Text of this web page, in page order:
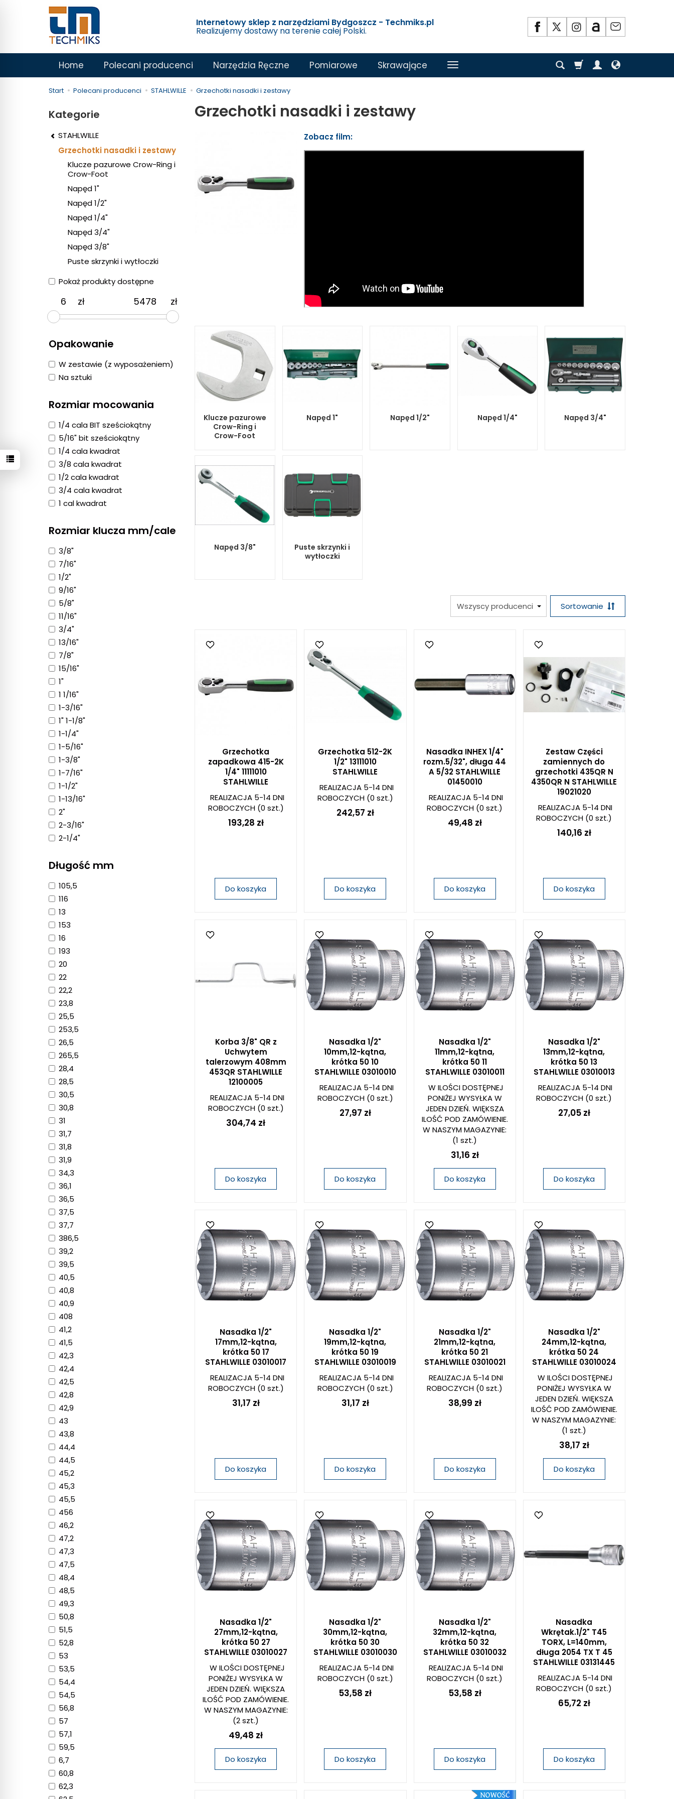
Internetowy sklep z narzędziami Bydgoszcz - Techmiks.pl
Realizujemy dostawy na terenie całej Polski.
Home Polecani producenci Narzędzia Ręczne Pomiarowe Skrawające
Start Polecani producenci STAHLWILLE Grzechotki nasadki i zestawy
Grzechotki nasadki i zestawy
Zobacz film:
Klucze pazurowe
Crow-Ring i
Crow-Foot
Napęd 1" Napęd 1/2" Napęd 1/4" Napęd 3/4"
Napęd 3/8"
Puste skrzynki i
wytłoczki
Sortowanie
Grzechotka
zapadkowa 415-2K
1/4" 11111010
STAHLWILLE
REALIZACJA 5-14 DNI
ROBOCZYCH(0 szt.)
193,28 zł
Do koszyka
Grzechotka 512-2K
1/2" 13111010
STAHLWILLE
REALIZACJA 5-14 DNI
ROBOCZYCH(0 szt.)
242,57 zł
Do koszyka
Nasadka INHEX 1/4"
rozm.5/32", długa 44
A 5/32 STAHLWILLE
01450010
REALIZACJA 5-14 DNI
ROBOCZYCH (0 szt.)
49,48 zł
Do koszyka
Zestaw Części
zamiennych do
grzechotki 435QR N
4350QR N STAHLWILLE
19021020
REALIZACJA 5-14 DNI
ROBOCZYCH (0 szt.)
140,16 zł
Do koszyka
Korba 3/8" QR z
Uchwytem
talerzowym 408mm
453QR STAHLWILLE
12100005
REALIZACJA 5-14 DNI
ROBOCZYCH(0 szt.)
304,74 zł
Do koszyka
Nasadka 1/2"
10mm,12-kątna,
krótka 50 10
STAHLWILLE 03010010
REALIZACJA 5-14 DNI
ROBOCZYCH(0 szt.)
27,97 zł
Do koszyka
Nasadka 1/2"
11mm,12-kątna,
krótka 50 11
STAHLWILLE 03010011
W ILOŚCI DOSTĘPNEJ
PONIŻEJ WYSYŁKA W
JEDEN DZIEŃ. WIĘKSZA
ILOŚĆ POD ZAMÓWIENIE.
W NASZYM MAGAZYNIE:
(1 szt.)
31,16 zł
Do koszyka
Nasadka 1/2"
13mm,12-kątna,
krótka 50 13
STAHLWILLE 03010013
REALIZACJA 5-14 DNI
ROBOCZYCH (0 szt.)
27,05 zł
Do koszyka
Nasadka 1/2"
17mm,12-kątna,
krótka 50 17
STAHLWILLE 03010017
REALIZACJA 5-14 DNI
ROBOCZYCH(0 szt.)
31,17 zł
Do koszyka
Nasadka 1/2"
19mm,12-kątna,
krótka 50 19
STAHLWILLE 03010019
REALIZACJA 5-14 DNI
ROBOCZYCH(0 szt.)
31,17 zł
Do koszyka
Nasadka 1/2"
21mm,12-kątna,
krótka 50 21
STAHLWILLE 03010021
REALIZACJA 5-14 DNI
ROBOCZYCH (0 szt.)
38,99 zł
Do koszyka
Nasadka 1/2"
24mm,12-kątna,
krótka 50 24
STAHLWILLE 03010024
W ILOŚCI DOSTĘPNEJ
PONIŻEJ WYSYŁKA W
JEDEN DZIEŃ. WIĘKSZA
ILOŚĆ POD ZAMÓWIENIE.
W NASZYM MAGAZYNIE:
(1 szt.)
38,17 zł
Do koszyka
Nasadka 1/2"
27mm,12-kątna,
krótka 50 27
STAHLWILLE 03010027
W ILOŚCI DOSTĘPNEJ
PONIŻEJ WYSYŁKA W
JEDEN DZIEŃ. WIĘKSZA
ILOŚĆ POD ZAMÓWIENIE.
W NASZYM MAGAZYNIE:
(2 szt.)
49,48 zł
Do koszyka
Nasadka 1/2"
30mm,12-kątna,
krótka 50 30
STAHLWILLE 03010030
REALIZACJA 5-14 DNI
ROBOCZYCH(0 szt.)
53,58 zł
Do koszyka
Nasadka 1/2"
32mm,12-kątna,
krótka 50 32
STAHLWILLE 03010032
REALIZACJA 5-14 DNI
ROBOCZYCH (0 szt.)
53,58 zł
Do koszyka
Nasadka
Wkrętak.1/2" T45
TORX, L=140mm,
długa 2054 TX T 45
STAHLWILLE 03131445
REALIZACJA 5-14 DNI
ROBOCZYCH (0 szt.)
65,72 zł
Do koszyka
Kategorie
STAHLWILLE
Grzechotki nasadki i zestawy
Klucze pazurowe Crow-Ring i
Crow-Foot
Napęd 1"
Napęd 1/2"
Napęd 1/4"
Napęd 3/4"
Napęd 3/8"
Puste skrzynki i wytłoczki
Pokaż produkty dostępne
zł zł
Opakowanie
W zestawie (z wyposażeniem)
Na sztuki
Rozmiar mocowania
1/4 cala BIT sześciokątny
5/16" bit sześciokątny
1/4 cala kwadrat
3/8 cala kwadrat
1/2 cala kwadrat
3/4 cala kwadrat
1 cal kwadrat
Rozmiar klucza mm/cale
3/8"
7/16"
1/2"
9/16"
5/8"
11/16"
3/4"
13/16"
7/8"
15/16"
1"
1 1/16"
1-3/16"
1" 1-1/8"
1-1/4"
1-5/16"
1-3/8"
1-7/16"
1-1/2"
1-13/16"
2"
2-3/16"
2-1/4"
Długość mm
105,5
116
13
153
16
193
20
22
22,2
23,8
25,5
253,5
26,5
265,5
28,4
28,5
30,5
30,8
31
31,7
31,8
31,9
34,3
36,1
36,5
37,5
37,7
386,5
39,2
39,5
40,5
40,8
40,9
408
41,2
41,5
42,3
42,4
42,5
42,8
42,9
43
43,8
44,4
44,5
45,2
45,3
45,5
456
46,2
47,2
47,3
47,5
48,4
48,5
49,3
50,8
51,5
52,8
53
53,5
54,4
54,5
56,8
57
57,1
59,5
6,7
60,8
62,3